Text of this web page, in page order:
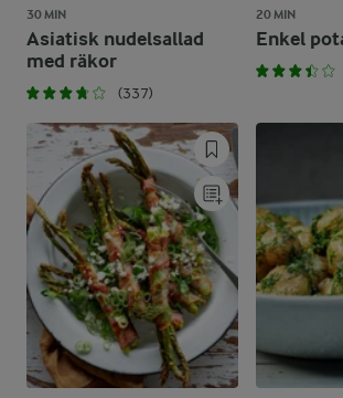
30 MIN
Asiatisk nudelsallad
med räkor
(337)
20 MIN
Enkel